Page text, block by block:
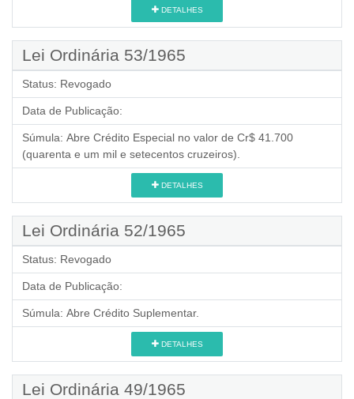
DETALHES
Lei Ordinária 53/1965
Status: Revogado
Data de Publicação:
Súmula: Abre Crédito Especial no valor de Cr$ 41.700
(quarenta e um mil e setecentos cruzeiros).
DETALHES
Lei Ordinária 52/1965
Status: Revogado
Data de Publicação:
Súmula: Abre Crédito Suplementar.
DETALHES
Lei Ordinária 49/1965